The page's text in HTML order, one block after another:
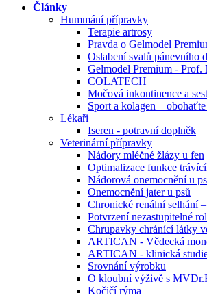
Články
Hummání přípravky
Terapie artrosy
Pravda o Gelmodel
Oslabení svalů pánevního
Gelmodel Premium -
COLATECH
Močová inkontinence a
Sport a kolagen –
Lékaři
Iseren - potravní doplněk
Veterinární přípravky
Nádory mléčné žlázy u fen
Optimalizace funkce
Nádorová onemocnění u
Onemocnění jater u psů
Chronické renální selhání
Potvrzení nezastupitelné
Chrupavky chránící látky
ARTICAN - Vědecká
ARTICAN - klinická
Srovnání výrobku
O kloubní výživě s
Kočičí rýma